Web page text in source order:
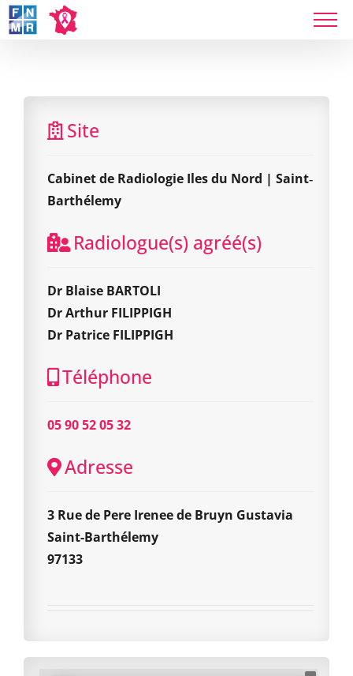
Skip
to
Site
Cabinet de Radiologie Iles du Nord | Saint‐
Barthélemy
Radiologue(s) agréé(s)
Dr Blaise BARTOLI
Dr Arthur FILIPPIGH
Dr Patrice FILIPPIGH
Téléphone
05 90 52 05 32
Adresse
3 Rue de Pere Irenee de Bruyn Gustavia
Saint-Barthélemy
97133